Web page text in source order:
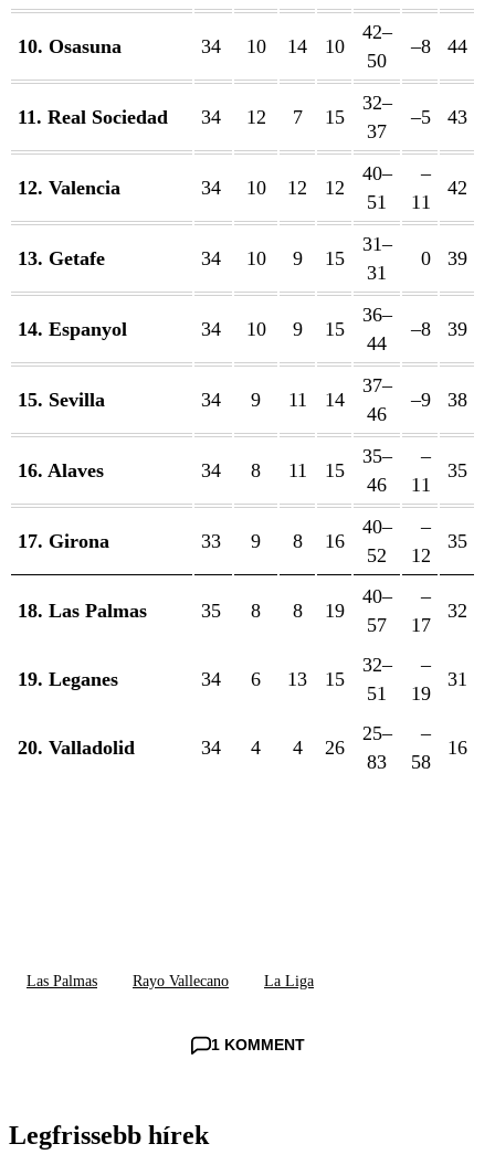
10. Osasuna 34 10 14 10
42–
50
–8 44
11. Real Sociedad 34 12 7 15
32–
37
–5 43
12. Valencia 34 10 12 12
40–
51
–
11
42
13. Getafe 34 10 9 15
31–
31
0 39
14. Espanyol 34 10 9 15
36–
44
–8 39
15. Sevilla 34 9 11 14
37–
46
–9 38
16. Alaves 34 8 11 15
35–
46
–
11
35
17. Girona 33 9 8 16
40–
52
–
12
35
18. Las Palmas 35 8 8 19
40–
57
–
17
32
19. Leganes 34 6 13 15
32–
51
–
19
31
20. Valladolid 34 4 4 26
25–
83
–
58
16
Las Palmas Rayo Vallecano La Liga
1 KOMMENT
Legfrissebb hírek